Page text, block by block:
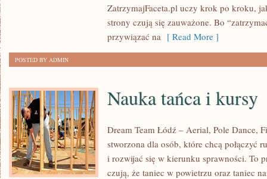
ZatrzymajFaceta.pl uczy krok po kroku,
strony czują się zauważone. Bo
przywiązać na [ Read More ]
POSTED BY ADMIN
Nauka tańca i kursy
Dream Team Łódź – Aerial, Pole Dance,
stworzona dla osób, które chcą połączyć
i rozwijać się w kierunku sprawności. To
czują, że taniec w powietrzu oraz taniec